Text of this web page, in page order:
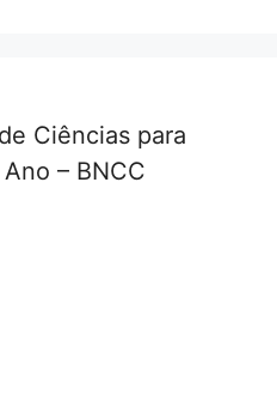
Ciências para
Ano – BNCC